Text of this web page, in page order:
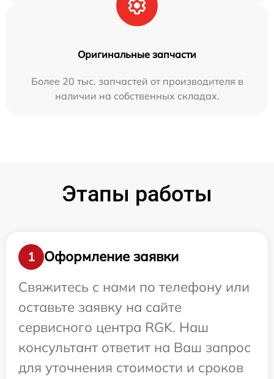
Оригинальные запчасти
Более 20 тыс. запчастей от производителя в
наличии на собственных складах.
Этапы работы
1
Оформление заявки
Свяжитесь с нами по телефону или
оставьте заявку на сайте
сервисного центра RGK. Наш
консультант ответит на Ваш запрос
для уточнения стоимости и сроков